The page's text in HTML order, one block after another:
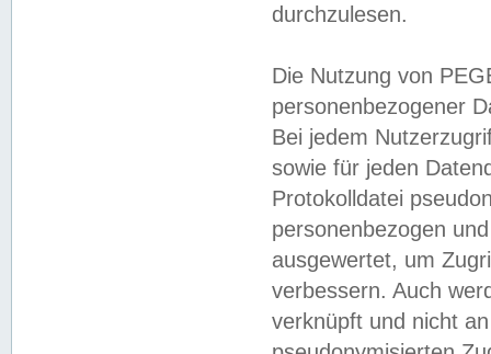
durchzulesen.
Die Nutzung von
personenbezogener
Bei jedem
sowie für jeden
Protokolldatei
personenbezogen
ausgewertet, um
verbessern. Auch
verknüpft und nicht